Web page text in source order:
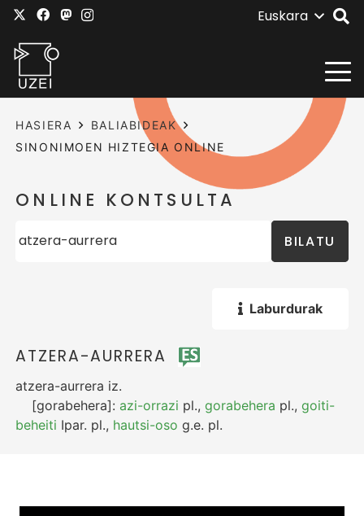
Euskara
HASIERA
BALIABIDEAK
SINONIMOEN HIZTEGIA ONLINE
ONLINE KONTSULTA
BILATU
Laburdurak
ATZERA-AURRERA
atzera-aurrera iz.
[gorabehera]:azi-orrazi pl.,gorabehera pl.,goiti-
beheiti Ipar. pl., hautsi-oso g.e. pl.